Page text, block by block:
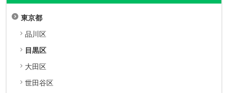
東京都
品川区
目黒区
大田区
世田谷区